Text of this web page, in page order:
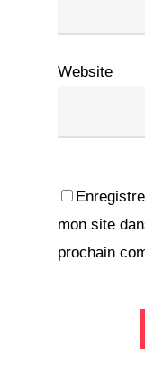
Website
mon site
prochain